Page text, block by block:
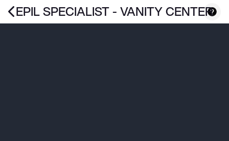
EPIL SPECIALIST - VANITY CENTER